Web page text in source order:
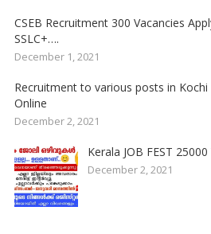
CSEB Recruitment 300 Vacancies
SSLC+….
December 1, 2021
Recruitment to various posts in
Online
December 2, 2021
Kerala JOB FEST
December 2, 2021